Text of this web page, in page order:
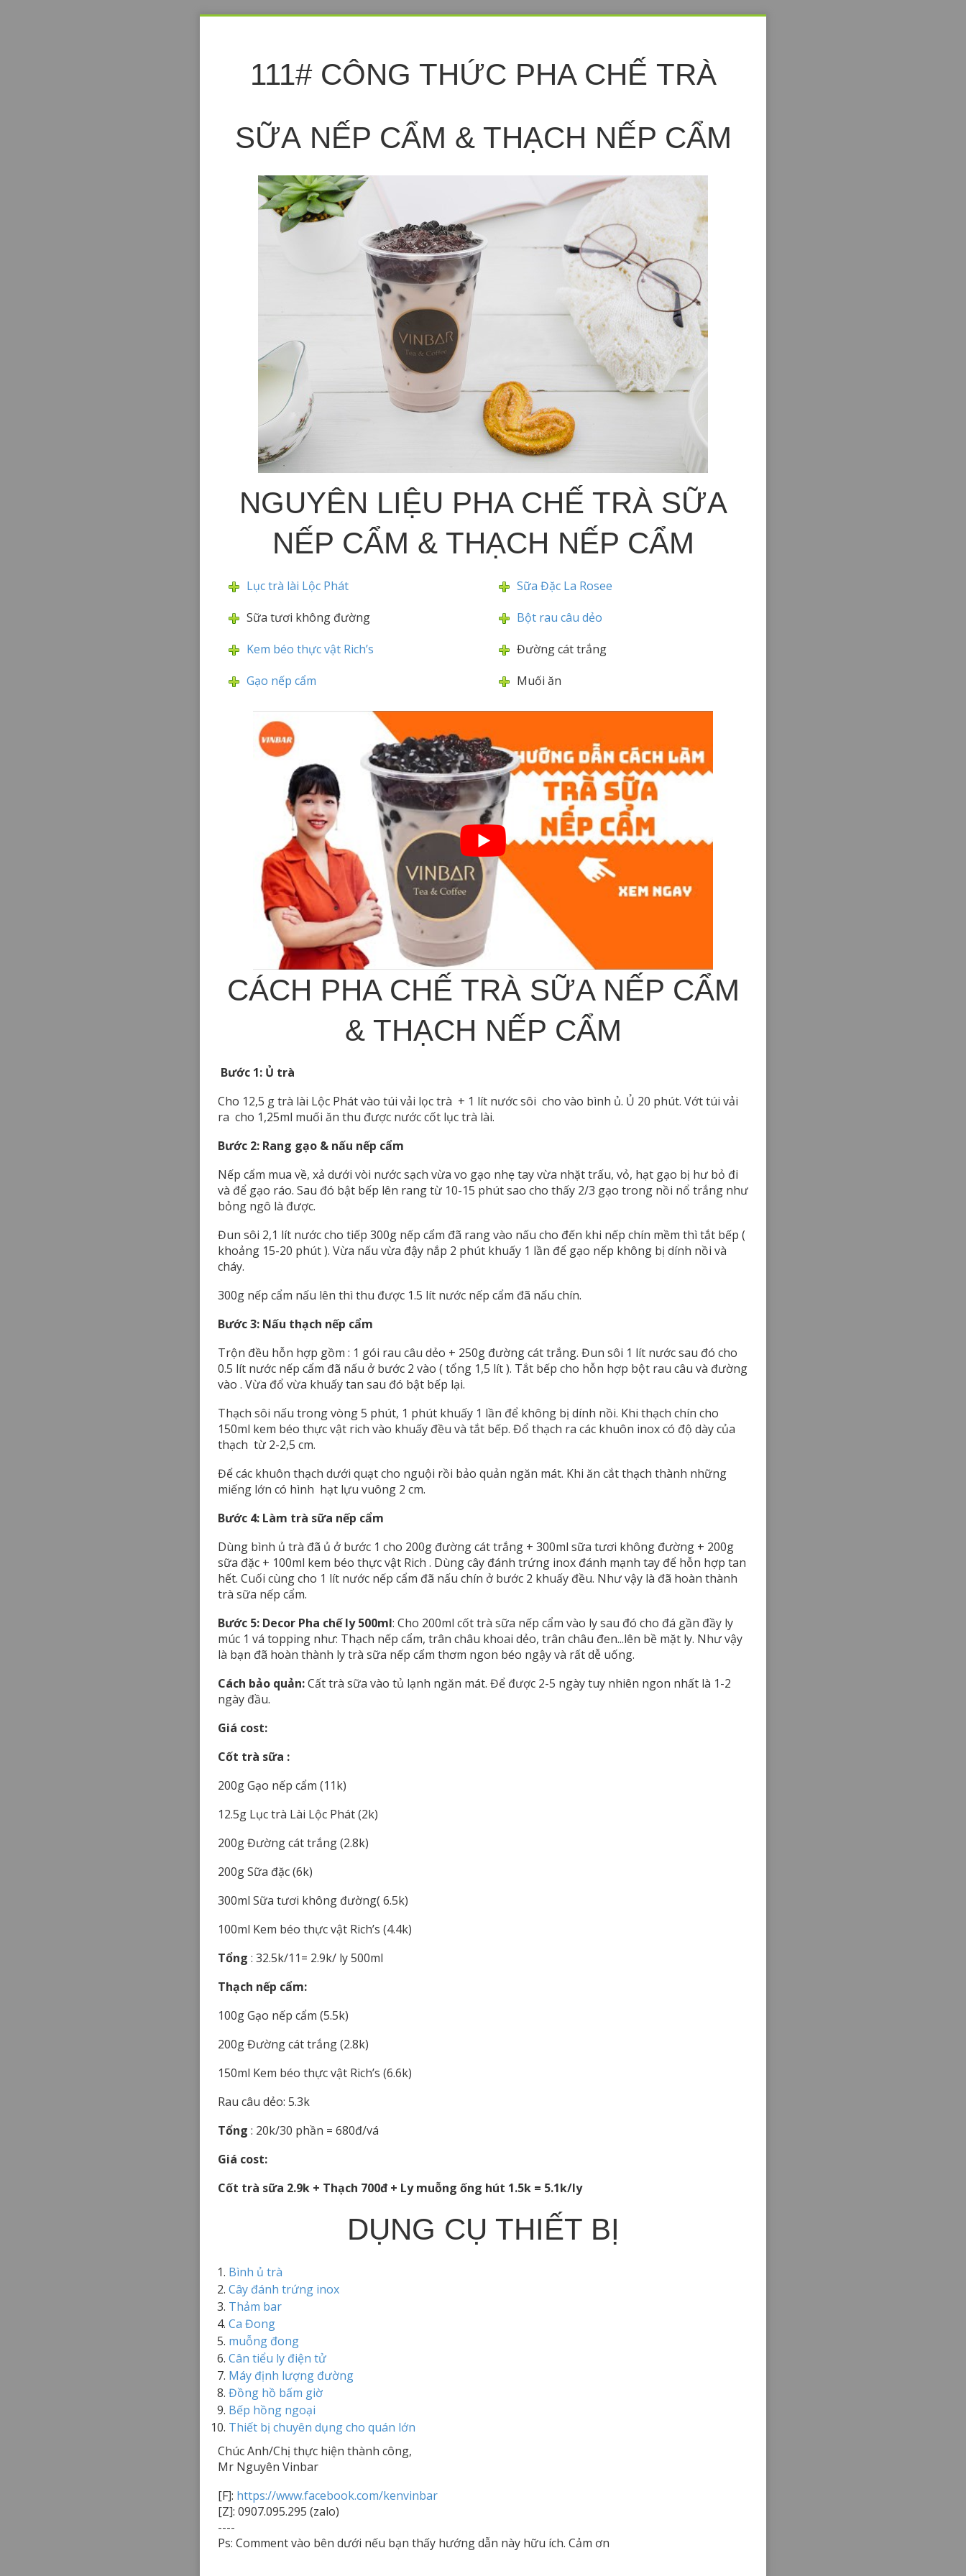
111# CÔNG THỨC PHA CHẾ TRÀ
SỮA NẾP CẨM & THẠCH NẾP CẨM
NGUYÊN LIỆU PHA CHẾ TRÀ SỮA
NẾP CẨM & THẠCH NẾP CẨM
Lục trà lài Lộc Phát
Sữa tươi không đường
Kem béo thực vật Rich’s
Gạo nếp cẩm
Sữa Đặc La Rosee
Bột rau câu dẻo
Đường cát trắng
Muối ăn
CÁCH PHA CHẾ TRÀ SỮA NẾP CẨM
& THẠCH NẾP CẨM
Bước 1: Ủ trà
Cho 12,5 g trà lài Lộc Phát vào túi vải lọc trà + 1 lít nước sôi cho vào bình ủ. Ủ 20 phút. Vớt túi vải
ra cho 1,25ml muối ăn thu được nước cốt lục trà lài.
Bước 2: Rang gạo & nấu nếp cẩm
Nếp cẩm mua về, xả dưới vòi nước sạch vừa vo gạo nhẹ tay vừa nhặt trấu, vỏ, hạt gạo bị hư bỏ đi
và để gạo ráo. Sau đó bật bếp lên rang từ 10-15 phút sao cho thấy 2/3 gạo trong nồi nổ trắng như
bỏng ngô là được.
Đun sôi 2,1 lít nước cho tiếp 300g nếp cẩm đã rang vào nấu cho đến khi nếp chín mềm thì tắt bếp (
khoảng 15-20 phút ). Vừa nấu vừa đậy nắp 2 phút khuấy 1 lần để gạo nếp không bị dính nồi và
cháy.
300g nếp cẩm nấu lên thì thu được 1.5 lít nước nếp cẩm đã nấu chín.
Bước 3: Nấu thạch nếp cẩm
Trộn đều hỗn hợp gồm : 1 gói rau câu dẻo + 250g đường cát trắng. Đun sôi 1 lít nước sau đó cho
0.5 lít nước nếp cẩm đã nấu ở bước 2 vào ( tổng 1,5 lít ). Tắt bếp cho hỗn hợp bột rau câu và đường
vào . Vừa đổ vừa khuấy tan sau đó bật bếp lại.
Thạch sôi nấu trong vòng 5 phút, 1 phút khuấy 1 lần để không bị dính nồi. Khi thạch chín cho
150ml kem béo thực vật rich vào khuấy đều và tắt bếp. Đổ thạch ra các khuôn inox có độ dày của
thạch từ 2-2,5 cm.
Để các khuôn thạch dưới quạt cho nguội rồi bảo quản ngăn mát. Khi ăn cắt thạch thành những
miếng lớn có hình hạt lựu vuông 2 cm.
Bước 4: Làm trà sữa nếp cẩm
Dùng bình ủ trà đã ủ ở bước 1 cho 200g đường cát trắng + 300ml sữa tươi không đường + 200g
sữa đặc + 100ml kem béo thực vật Rich . Dùng cây đánh trứng inox đánh mạnh tay để hỗn hợp tan
hết. Cuối cùng cho 1 lít nước nếp cẩm đã nấu chín ở bước 2 khuấy đều. Như vậy là đã hoàn thành
trà sữa nếp cẩm.
Bước 5: Decor Pha chế ly 500ml: Cho 200ml cốt trà sữa nếp cẩm vào ly sau đó cho đá gần đầy ly
múc 1 vá topping như: Thạch nếp cẩm, trân châu khoai dẻo, trân châu đen...lên bề mặt ly. Như vậy
là bạn đã hoàn thành ly trà sữa nếp cẩm thơm ngon béo ngậy và rất dễ uống.
Cách bảo quản:Cất trà sữa vào tủ lạnh ngăn mát. Để được 2-5 ngày tuy nhiên ngon nhất là 1-2
ngày đầu.
Giá cost:
Cốt trà sữa :
200g Gạo nếp cẩm (11k)
12.5g Lục trà Lài Lộc Phát (2k)
200g Đường cát trắng (2.8k)
200g Sữa đặc (6k)
300ml Sữa tươi không đường( 6.5k)
100ml Kem béo thực vật Rich’s (4.4k)
Tổng : 32.5k/11= 2.9k/ ly 500ml
Thạch nếp cẩm:
100g Gạo nếp cẩm (5.5k)
200g Đường cát trắng (2.8k)
150ml Kem béo thực vật Rich’s (6.6k)
Rau câu dẻo: 5.3k
Tổng : 20k/30 phần = 680đ/vá
Giá cost:
Cốt trà sữa 2.9k + Thạch 700đ + Ly muỗng ống hút 1.5k = 5.1k/ly
DỤNG CỤ THIẾT BỊ
Bình ủ trà
Cây đánh trứng inox
Thảm bar
Ca Đong
muỗng đong
Cân tiểu ly điện tử
Máy định lượng đường
Đồng hồ bấm giờ
Bếp hồng ngoại
Thiết bị chuyên dụng cho quán lớn
Chúc Anh/Chị thực hiện thành công,
Mr Nguyên Vinbar
[F]: https://www.facebook.com/kenvinbar
[Z]: 0907.095.295 (zalo)
----
Ps: Comment vào bên dưới nếu bạn thấy hướng dẫn này hữu ích. Cảm ơn